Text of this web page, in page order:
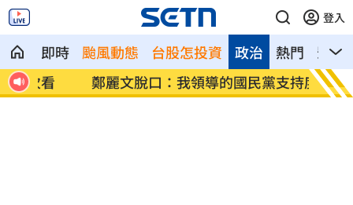
登入
即時 颱風動態 台股怎投資 熱門 影音
政治
鄭麗文脫口：我領導的國民黨支持度很高 投信